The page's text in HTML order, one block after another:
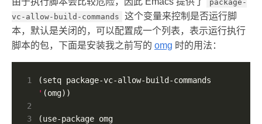
package-
vc-allow-build-commands
这个变量来控制是否运行脚
本，默认是关闭的，可以配置成一个列表，表示运行执行
脚本的包，下面是安装我之前写的 omg 时的用法：
1
'
2
3
(use-package omg